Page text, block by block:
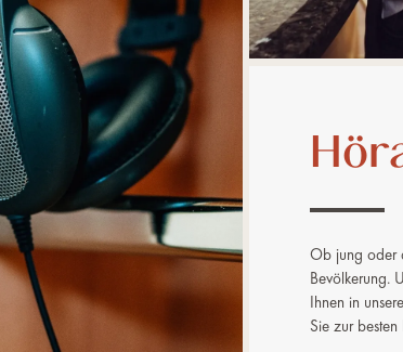
Ob jung oder
Bevölkerung.
Ihnen in
Sie zur